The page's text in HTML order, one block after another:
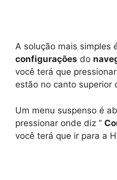
A solução mais simples
configurações do
você terá que
estão no canto superior
Um menu suspenso é
pressionar onde diz ”
você terá que ir para a